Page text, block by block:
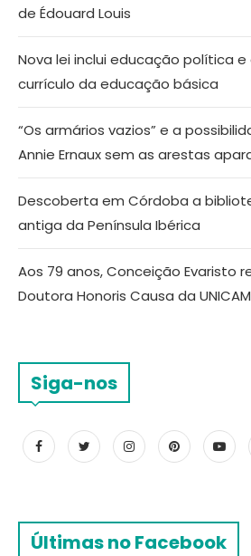
de Édouard Louis
Nova lei inclui educação política
currículo da educação básica
“Os armários vazios” e a
Annie Ernaux sem as arestas
Descoberta em Córdoba a
antiga da Península Ibérica
Aos 79 anos, Conceição Evaristo
Doutora Honoris Causa da
Siga-nos
Últimas no Facebook